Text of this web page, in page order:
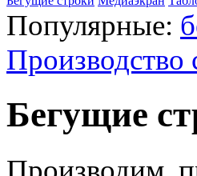
Популярные:
Бегущие